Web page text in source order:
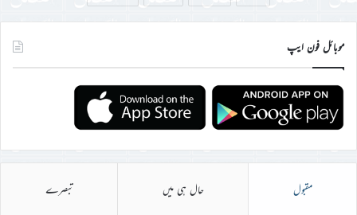
موبائل فون ایپ
مقبول حال ہی میں تبصرے